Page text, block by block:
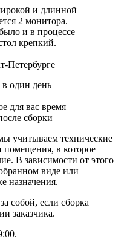
и длинной
2 монитора.
и в процессе
крепкий.
Петербурге
в один день
для вас время
сборки
учитываем технические
помещения, в которое
В зависимости от этого
виде или
назначения.
собой, если сборка
заказчика.